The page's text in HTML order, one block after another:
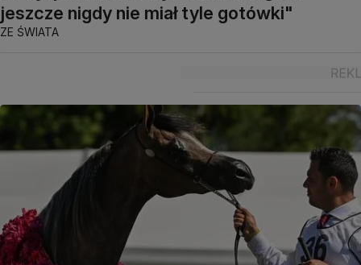
jeszcze nigdy nie miał tyle gotówki"
ZE ŚWIATA